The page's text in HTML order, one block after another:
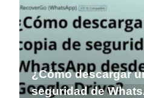
¿Cómo descargar
seguridad de